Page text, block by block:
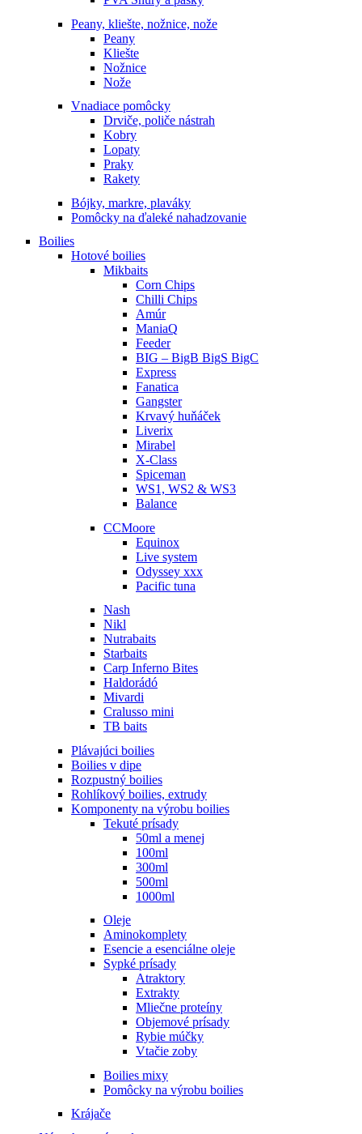
Peany, kliešte, nožnice, nože
Peany
Kliešte
Nožnice
Nože
Vnadiace pomôcky
Drviče, poliče nástrah
Kobry
Lopaty
Praky
Rakety
Bójky, markre, plaváky
Pomôcky na ďaleké nahadzovanie
Boilies
Hotové boilies
Mikbaits
Corn Chips
Chilli Chips
Amúr
ManiaQ
Feeder
BIG – BigB BigS BigC
Express
Fanatica
Gangster
Krvavý huňáček
Liverix
Mirabel
X-Class
Spiceman
WS1, WS2 & WS3
Balance
CCMoore
Equinox
Live system
Odyssey xxx
Pacific tuna
Nash
Nikl
Nutrabaits
Starbaits
Carp Inferno Bites
Haldorádó
Mivardi
Cralusso mini
TB baits
Plávajúci boilies
Boilies v dipe
Rozpustný boilies
Rohlíkový boilies, extrudy
Komponenty na výrobu boilies
Tekuté prísady
50ml a menej
100ml
300ml
500ml
1000ml
Oleje
Aminokomplety
Esencie a esenciálne oleje
Sypké prísady
Atraktory
Extrakty
Mliečne proteíny
Objemové prísady
Rybie múčky
Vtačie zoby
Boilies mixy
Pomôcky na výrobu boilies
Krájače